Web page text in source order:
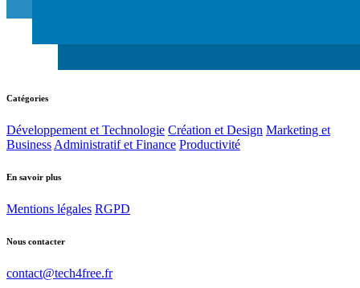
Catégories
Développement et Technologie Création et Design Marketing et
Business Administratif et Finance Productivité
En savoir plus
Mentions légales RGPD
Nous contacter
contact@tech4free.fr